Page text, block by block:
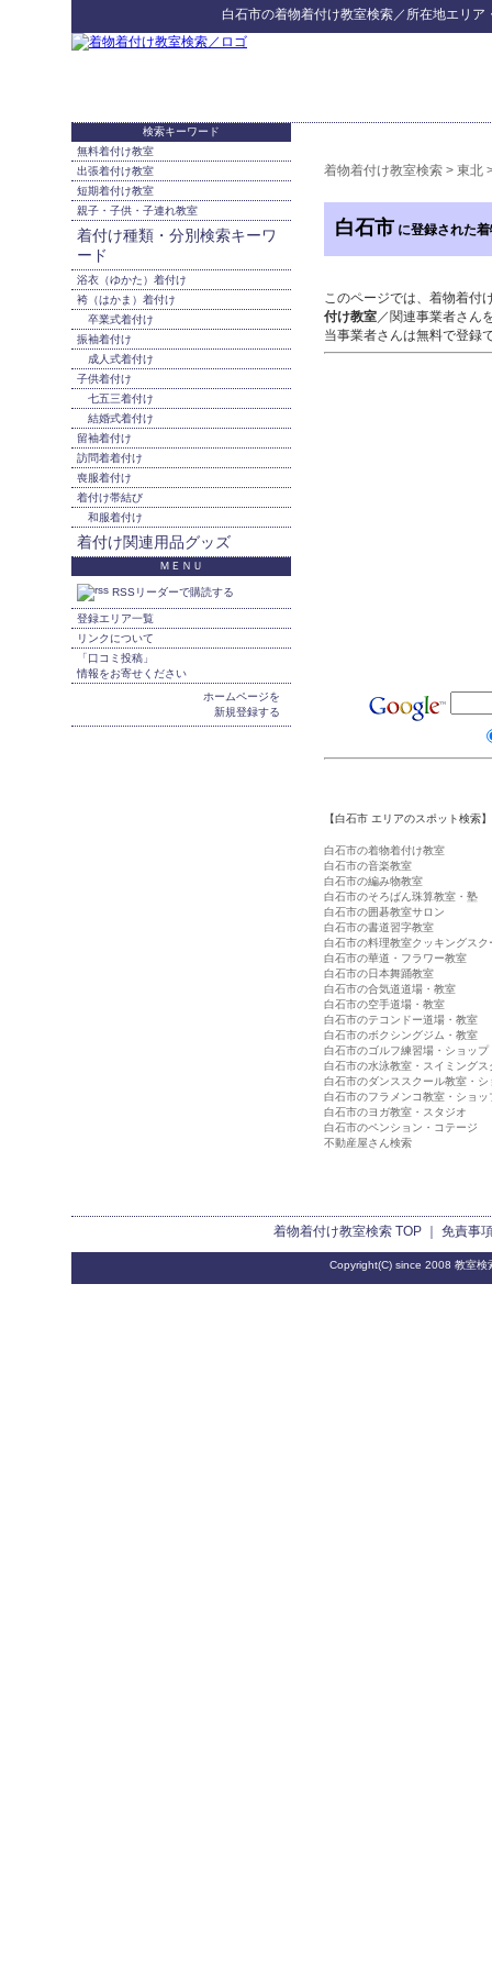
白石市の着物着付け教室検索／所在地エリア
着物着付け教室検索 > 東北
白石市 に登録された
このページでは、着物着付
付け教室／関連事業者さん
当事業者さんは無料で登録
【白石市 エリアのスポット検索】
白石市の着物着付け教室
白石市の音楽教室
白石市の編み物教室
白石市のそろばん珠算教室・塾
白石市の囲碁教室サロン
白石市の書道習字教室
白石市の料理教室クッキングスク
白石市の華道・フラワー教室
白石市の日本舞踊教室
白石市の合気道道場・教室
白石市の空手道場・教室
白石市のテコンドー道場・教室
白石市のボクシングジム・教室
白石市のゴルフ練習場・ショップ
白石市の水泳教室・スイミングス
白石市のダンススクール教室・シ
白石市のフラメンコ教室・ショッ
白石市のヨガ教室・スタジオ
白石市のペンション・コテージ
不動産屋さん検索
検索キーワード
無料着付け教室
出張着付け教室
短期着付け教室
親子・子供・子連れ教室
着付け種類・分別検索キーワ
ード
浴衣（ゆかた）着付け
袴（はかま）着付け
卒業式着付け
振袖着付け
成人式着付け
子供着付け
七五三着付け
結婚式着付け
留袖着付け
訪問着着付け
喪服着付け
着付け帯結び
和服着付け
着付け関連用品グッズ
ＭＥＮＵ
RSSリーダーで購読する
登録エリア一覧
リンクについて
「口コミ投稿」
情報をお寄せください
ホームページを
新規登録する
着物着付け教室検索TOP ｜ 免責事
Copyright(C) since 2008 教室検